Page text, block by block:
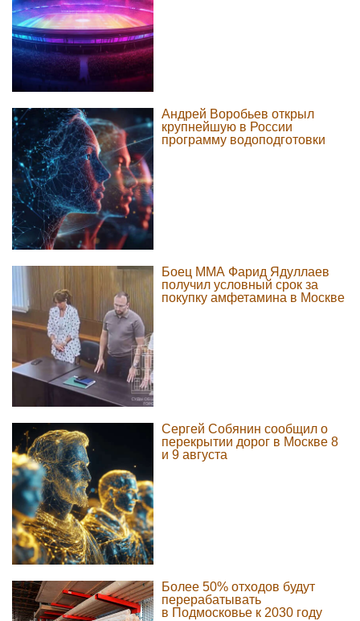
Андрей Воробьев открыл
крупнейшую в России
программу водоподготовки
Боец ММА Фарид Ядуллаев
получил условный срок за
покупку амфетамина в Москве
Сергей Собянин сообщил о
перекрытии дорог в Москве 8
и 9 августа
Более 50% отходов будут
перерабатывать
в Подмосковье к 2030 году